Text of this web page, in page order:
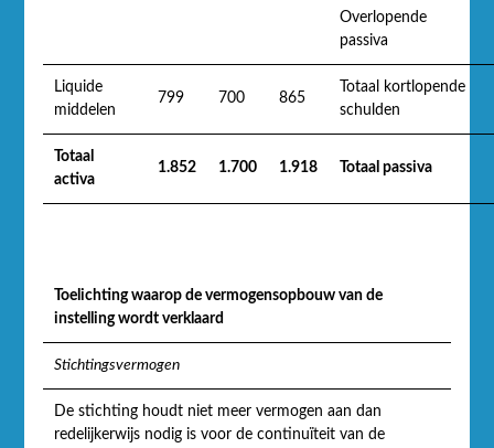
Overlopende
passiva
Liquide
middelen
799 700 865
Totaal kortlopende
schulden
Totaal
activa
1.852 1.700 1.918 Totaal passiva
Toelichting waarop de vermogensopbouw van de
instelling wordt verklaard
Stichtingsvermogen
De stichting houdt niet meer vermogen aan dan
redelijkerwijs nodig is voor de continuïteit van de